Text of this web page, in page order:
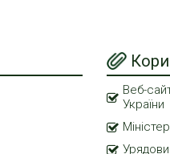
Веб-
України